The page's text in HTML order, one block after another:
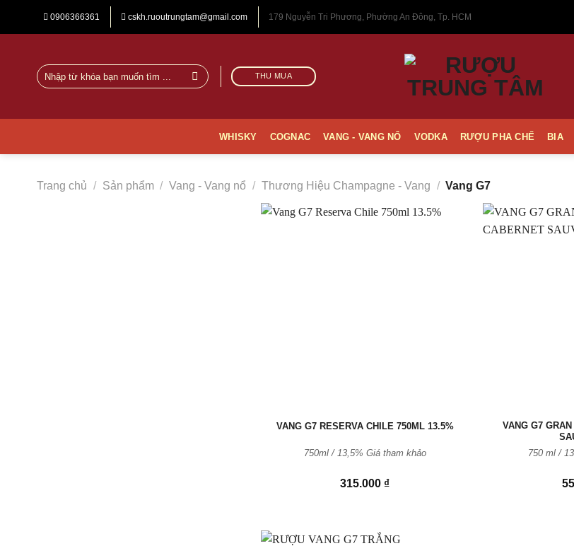
0906366361 cskh.ruoutrungtam@gmail.com 179 Nguyễn Tri Phương, Phường An Đông, Tp. HCM
Vang
Trung
Tìm
kiếm:
THU MUA
WHISKY COGNAC VANG - VANG NỔ VODKA RƯỢU PHA CHẾ BIA
Trang chủ / Sản phẩm / Vang - Vang nổ / Thương Hiệu Champagne - Vang / Vang G7
VANG G7 RESERVA CHILE 750ML 13.5%
315.000 ₫
750ml / 13,5% Giá tham khảo
VANG G7
750 ml /